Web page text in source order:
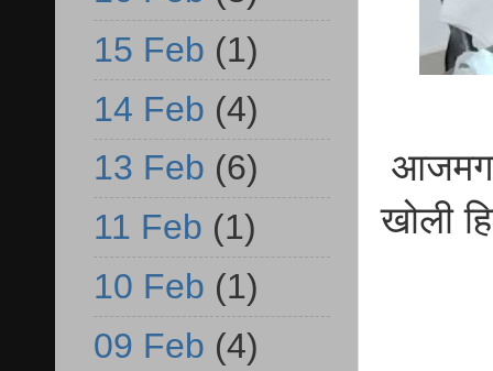
खोली
15 Feb (1)
14 Feb (4)
13 Feb (6)
11 Feb (1)
10 Feb (1)
09 Feb (4)